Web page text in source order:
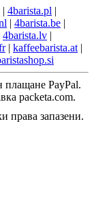
| 4barista.pl |
| 4barista.be |
4barista.lv |
| kaffeebarista.at |
права запазени.